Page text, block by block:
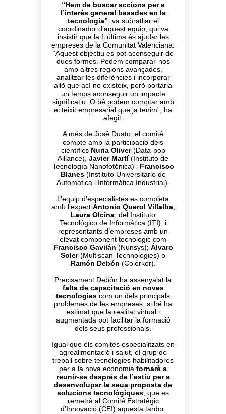
“Hem de buscar accions per a
l’interés general basades en la
tecnologia” , va subratllar el
coordinador d’aquest equip, qui va
insistir que la fi última és ajudar les
empreses de la Comunitat Valenciana.
“Aquest objectiu es pot aconseguir de
dues formes. Podem comparar-nos
amb altres regions avançades,
analitzar les diferències i incorporar
allò que ací no existeix, però portaria
un temps aconseguir un impacte
significatiu. O bé podem comptar amb
el teixit empresarial que ja tenim”, ha
afegit.
A més de José Duato, el comité
compte amb la participació dels
científics Nuria Oliver(Data-pop
Alliance), Javier Martí(Instituto de
Tecnología Nanofotónica) i Francisco
Blanes(Instituto Universitario de
Automática i Informática Industrial).
L’equip d’especialistes es completa
amb l’expert Antonio Querol Villalba;
Laura Olcina , del Instituto
Tecnológico de Informática (ITI); i
representants d’empreses amb un
elevat component tecnològic com
Francisco Gavilán (Nunsys); Álvaro
Soler(Multiscan Technologies) o
Ramón Debón (Colorker).
Precisament Debón ha assenyalat la
falta de capacitació en noves
tecnologies com un dels principals
problemes de les empreses, si bé ha
estimat que la realitat virtual i
augmentada pot facilitar la formació
dels seus professionals.
Igual que els comités especialitzats en
agroalimentació i salut, el grup de
treball sobre tecnologies habilitadores
per a la nova economia tornarà a
reunir-se després de l’estiu per a
desenvolupar la seua proposta de
solucions tecnològiques , que es
remetrà al Comité Estratègic
d’Innovació (CEI) aquesta tardor.